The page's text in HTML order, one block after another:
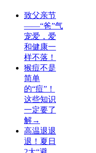
致父亲节
——“爸”气
宠爱，爱
和健康一
样不落！
猴痘不是
简单
的“痘”！
这些知识
一定要了
解→
高温退退
退！夏日